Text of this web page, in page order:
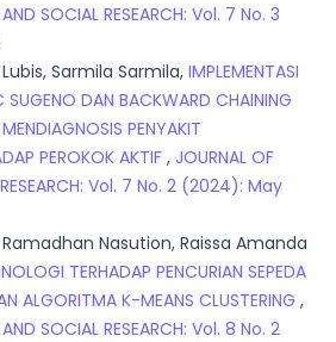
SOCIAL RESEARCH: Vol. 7 No. 3
Sarmila Sarmila, IMPLEMENTASI
DAN BACKWARD CHAINING
PENYAKIT
PEROKOK AKTIF , JOURNAL OF
Vol. 7 No. 2 (2024): May
Nasution, Raissa Amanda
TERHADAP PENCURIAN SEPEDA
ALGORITMA K-MEANS CLUSTERING ,
SOCIAL RESEARCH: Vol. 8 No. 2